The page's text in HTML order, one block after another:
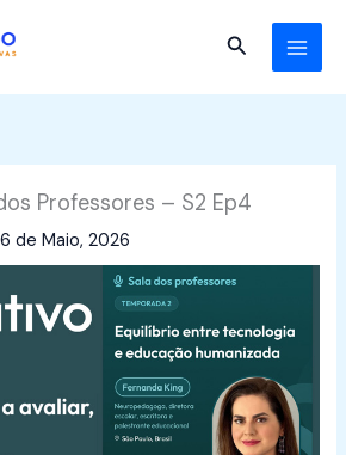
Search
Professores – S2 Ep4
de Maio, 2026